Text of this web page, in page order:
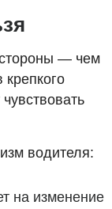
стороны — чем
водителя:
на изменение